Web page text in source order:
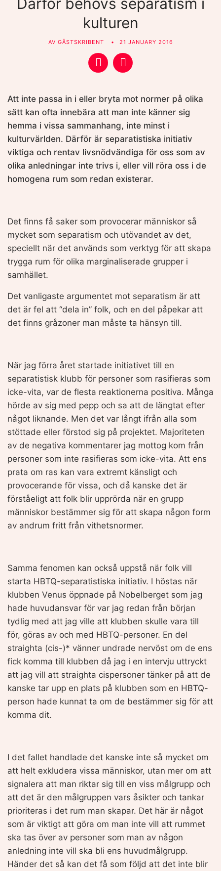
kulturen
AV GÄSTSKRIBENT 21 JANUARY 2016
Att inte passa in i eller bryta mot normer på olika
sätt kan ofta innebära att man inte känner sig
hemma i vissa sammanhang, inte minst i
kulturvärlden. Därför är separatistiska initiativ
viktiga och rentav livsnödvändiga för oss som av
olika anledningar inte trivs i, eller vill röra oss i de
homogena rum som redan existerar.
Det finns få saker som provocerar människor så
mycket som separatism och utövandet av det,
speciellt när det används som verktyg för att skapa
trygga rum för olika marginaliserade grupper i
samhället.
Det vanligaste argumentet mot separatism är att
det är fel att “dela in” folk, och en del påpekar att
det finns gråzoner man måste ta hänsyn till.
När jag förra året startade initiativet till en
separatistisk klubb för personer som rasifieras som
icke-vita, var de flesta reaktionerna positiva. Många
hörde av sig med pepp och sa att de längtat efter
något liknande. Men det var långt ifrån alla som
stöttade eller förstod sig på projektet. Majoriteten
av de negativa kommentarer jag mottog kom från
personer som inte rasifieras som icke-vita. Att ens
prata om ras kan vara extremt känsligt och
provocerande för vissa, och då kanske det är
förståeligt att folk blir upprörda när en grupp
människor bestämmer sig för att skapa någon form
av andrum fritt från vithetsnormer.
Samma fenomen kan också uppstå när folk vill
starta HBTQ-separatistiska initiativ. I höstas när
klubben Venus öppnade på Nobelberget som jag
hade huvudansvar för var jag redan från början
tydlig med att jag ville att klubben skulle vara till
för, göras av och med HBTQ-personer. En del
straighta (cis-)* vänner undrade nervöst om de ens
fick komma till klubben då jag i en intervju uttryckt
att jag vill att straighta cispersoner tänker på att de
kanske tar upp en plats på klubben som en HBTQ-
person hade kunnat ta om de bestämmer sig för att
komma dit.
I det fallet handlade det kanske inte så mycket om
att helt exkludera vissa människor, utan mer om att
signalera att man riktar sig till en viss målgrupp och
att det är den målgruppen vars åsikter och tankar
prioriteras i det rum man skapar. Det här är något
som är viktigt att göra om man inte vill att rummet
ska tas över av personer som man av någon
anledning inte vill ska bli ens huvudmålgrupp.
Händer det så kan det få som följd att det inte blir